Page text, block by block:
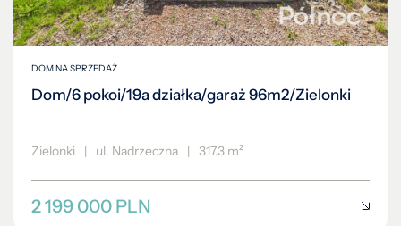
DOM NA SPRZEDAŻ
Dom/6 pokoi/19a działka/garaż 96m2/Zielonki
Zielonki | ul. Nadrzeczna | 317.3 m²
2 199 000 PLN